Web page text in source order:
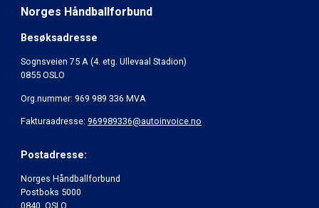
Norges Håndballforbund
Besøksadresse
Sognsveien 75 A (4. etg. Ullevaal Stadion)
0855 OSLO
Org.nummer: 969 989 336 MVA
Fakturaadresse: 969989336@autoinvoice.no
Postadresse:
Norges Håndballforbund
Postboks 5000
0840 OSLO